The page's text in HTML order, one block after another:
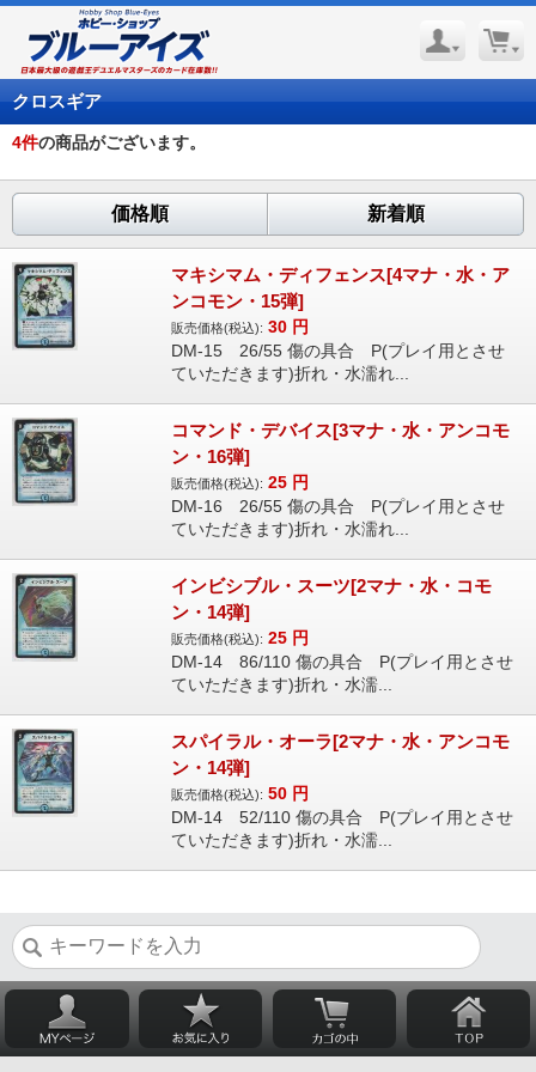
クロスギア
4件の商品がございます。
価格順 新着順
マキシマム・ディフェンス[4マナ・水・ア
ンコモン・15弾]
販売価格(税込): 30 円
DM-15 26/55 傷の具合 P(プレイ用とさせ
ていただきます)折れ・水濡れ...
コマンド・デバイス[3マナ・水・アンコモ
ン・16弾]
販売価格(税込): 25 円
DM-16 26/55 傷の具合 P(プレイ用とさせ
ていただきます)折れ・水濡れ...
インビシブル・スーツ[2マナ・水・コモ
ン・14弾]
販売価格(税込): 25 円
DM-14 86/110 傷の具合 P(プレイ用とさせ
ていただきます)折れ・水濡...
スパイラル・オーラ[2マナ・水・アンコモ
ン・14弾]
販売価格(税込): 50 円
DM-14 52/110 傷の具合 P(プレイ用とさせ
ていただきます)折れ・水濡...